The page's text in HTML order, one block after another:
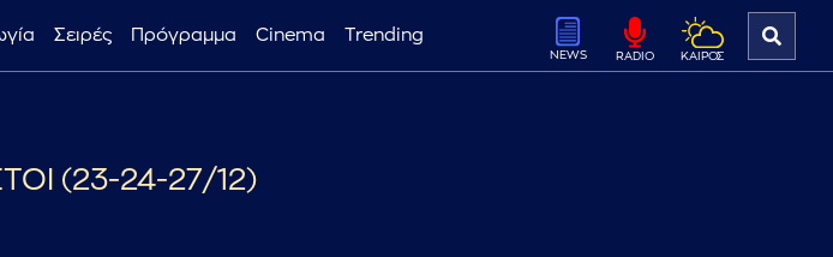
Σειρές Πρόγραμμα Cinema Trending
NEWS RADIO ΚΑΙΡΟΣ
κείμενο προς αναζήτηση
(23-24-27/12)